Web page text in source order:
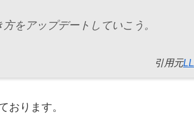
をアップデートしていこう。
引用元
おります。